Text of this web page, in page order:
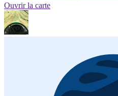
Ouvrir la carte